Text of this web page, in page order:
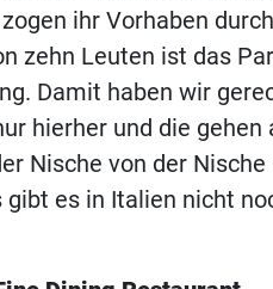
ihr Vorhaben
zehn Leuten ist das
Damit haben wir
hierher und die
Nische von der
gibt es in Italien nicht